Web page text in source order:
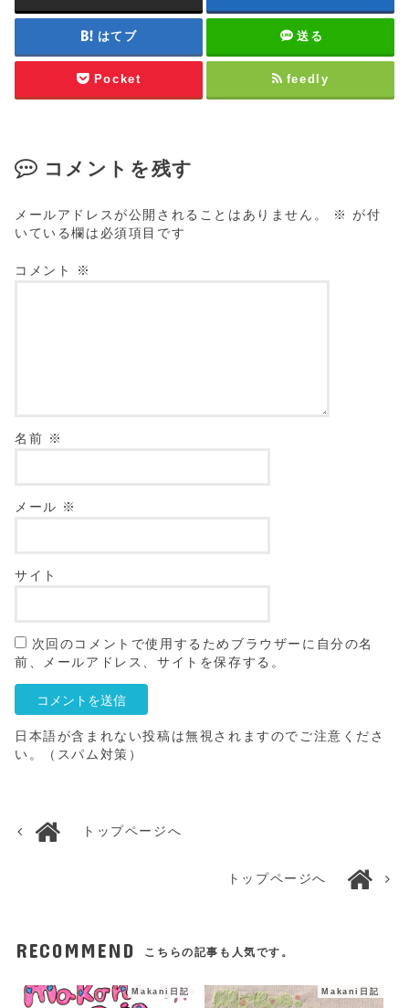
はてブ 送る
Pocket feedly
コメントを残す
メールアドレスが公開されることはありません。 ※ が付
いている欄は必須項目です
コメント ※
名前 ※
メール ※
サイト
次回のコメントで使用するためブラウザーに自分の名
前、メールアドレス、サイトを保存する。
日本語が含まれない投稿は無視されますのでご注意くださ
い。（スパム対策）
トップページへ
トップページへ
RECOMMEND こちらの記事も人気です。
Makani日記 Makani日記